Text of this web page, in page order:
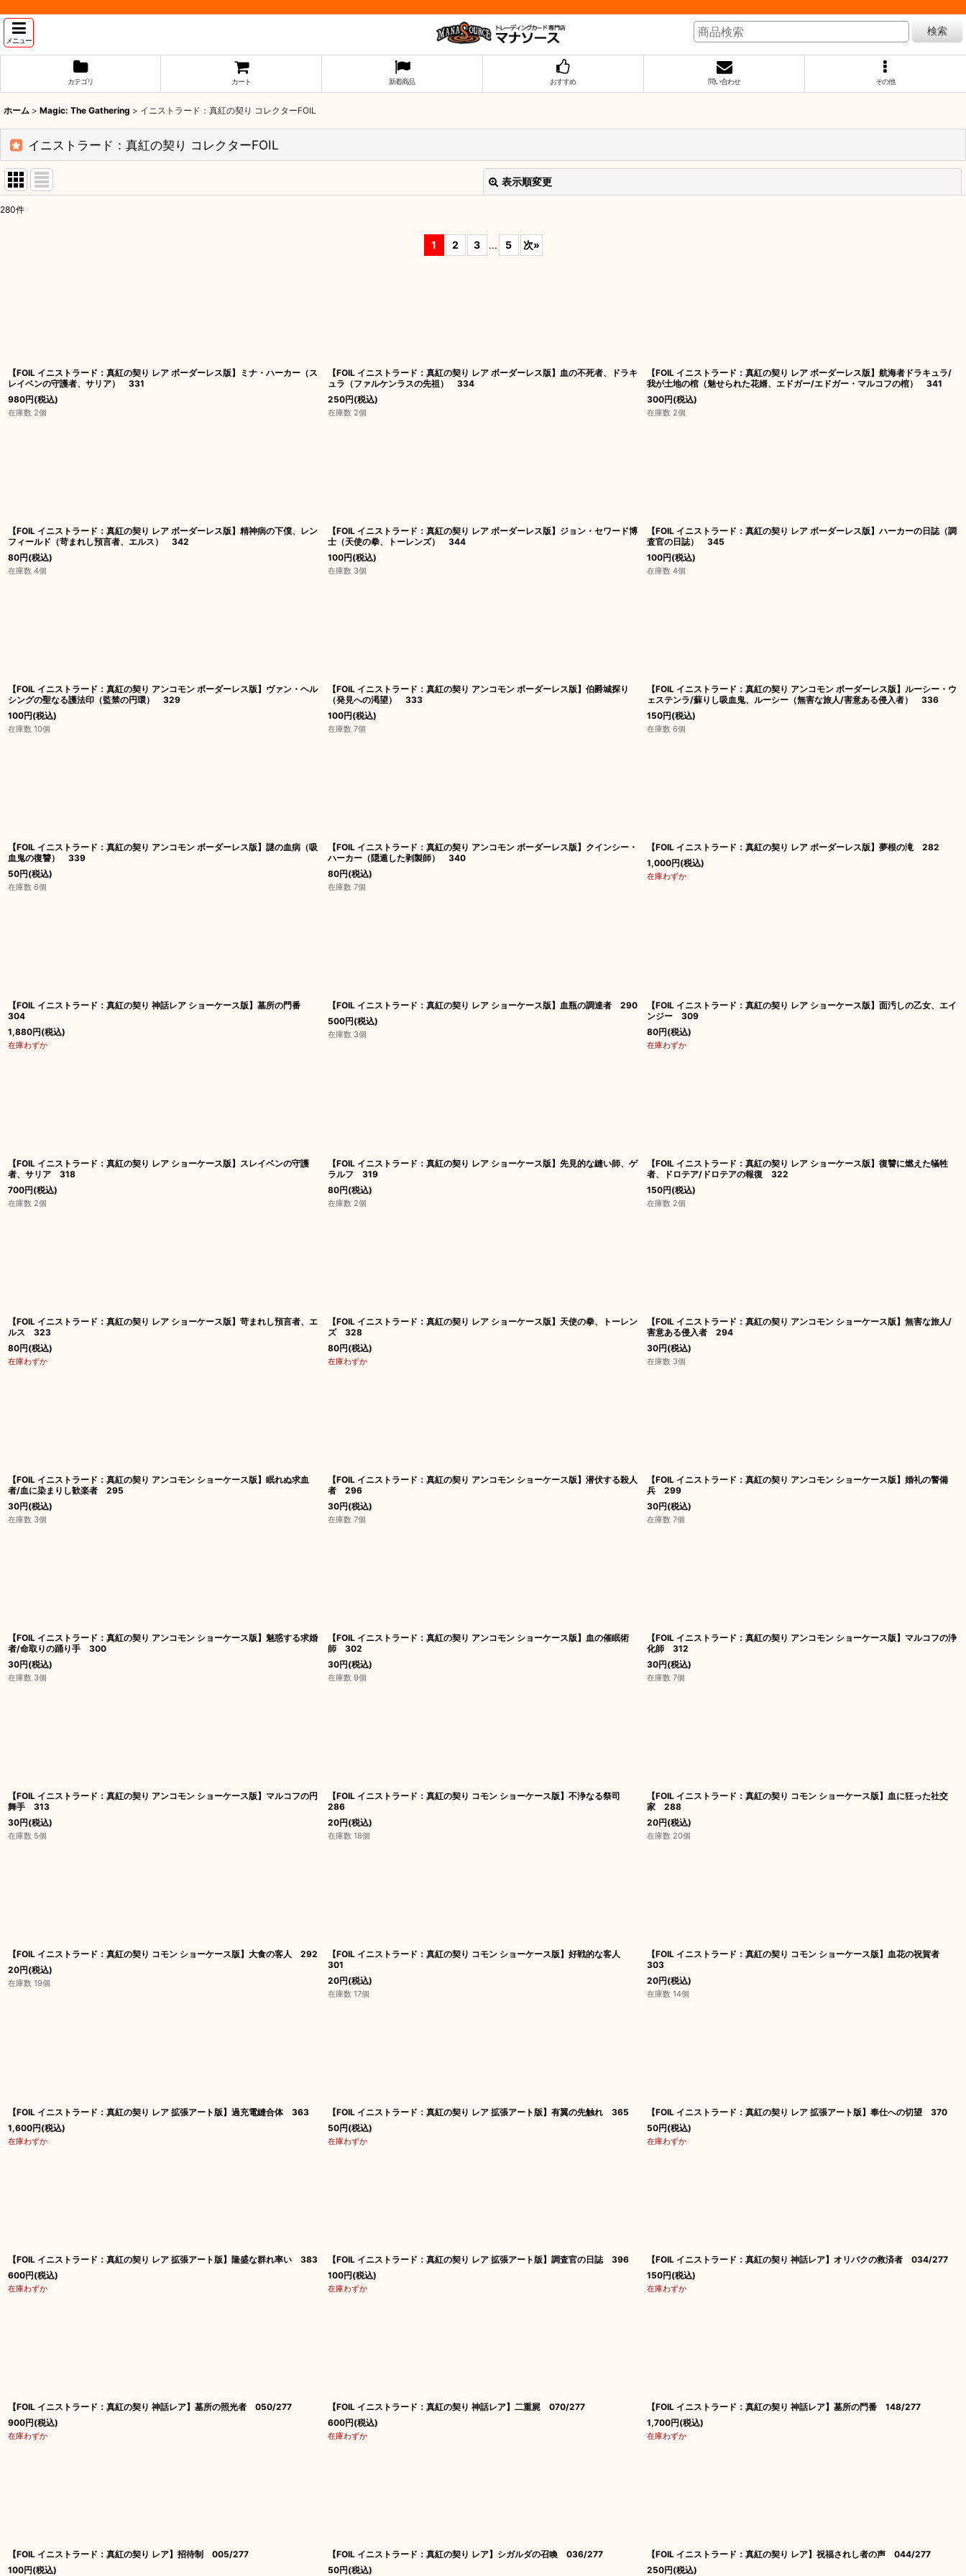
メニュー
検索
カテゴリ カート 新着商品 おすすめ 問い合わせ その他
ホーム > Magic: The Gathering > イニストラード：真紅の契り コレクターFOIL
イニストラード：真紅の契り コレクターFOIL
表示順変更
280件
1 2 3 ... 5 次»
【FOIL イニストラード：真紅の契り レア ボーダーレス版】ミナ・ハーカー（ス
レイベンの守護者、サリア） 331
980円(税込)
在庫数 2個
【FOIL イニストラード：真紅の契り レア ボーダーレス版】血の不死者、ドラキ
ュラ（ファルケンラスの先祖） 334
250円(税込)
在庫数 2個
【FOIL イニストラード：真紅の契り レア ボーダーレス版】航海者ドラキュラ/
我が土地の棺（魅せられた花婿、エドガー/エドガー・マルコフの棺） 341
300円(税込)
在庫数 2個
【FOIL イニストラード：真紅の契り レア ボーダーレス版】精神病の下僕、レン
フィールド（苛まれし預言者、エルス） 342
80円(税込)
在庫数 4個
【FOIL イニストラード：真紅の契り レア ボーダーレス版】ジョン・セワード博
士（天使の拳、トーレンズ） 344
100円(税込)
在庫数 3個
【FOIL イニストラード：真紅の契り レア ボーダーレス版】ハーカーの日誌（調
査官の日誌） 345
100円(税込)
在庫数 4個
【FOIL イニストラード：真紅の契り アンコモン ボーダーレス版】ヴァン・ヘル
シングの聖なる護法印（監禁の円環） 329
100円(税込)
在庫数 10個
【FOIL イニストラード：真紅の契り アンコモン ボーダーレス版】伯爵城探り
（発見への渇望） 333
100円(税込)
在庫数 7個
【FOIL イニストラード：真紅の契り アンコモン ボーダーレス版】ルーシー・ウ
ェステンラ/蘇りし吸血鬼、ルーシー（無害な旅人/害意ある侵入者） 336
150円(税込)
在庫数 6個
【FOIL イニストラード：真紅の契り アンコモン ボーダーレス版】謎の血病（吸
血鬼の復讐） 339
50円(税込)
在庫数 6個
【FOIL イニストラード：真紅の契り アンコモン ボーダーレス版】クインシー・
ハーカー（隠遁した剥製師） 340
80円(税込)
在庫数 7個
【FOIL イニストラード：真紅の契り レア ボーダーレス版】夢根の滝 282
1,000円(税込)
在庫わずか
【FOIL イニストラード：真紅の契り 神話レア ショーケース版】墓所の門番
304
1,880円(税込)
在庫わずか
【FOIL イニストラード：真紅の契り レア ショーケース版】血瓶の調達者 290
500円(税込)
在庫数 3個
【FOIL イニストラード：真紅の契り レア ショーケース版】面汚しの乙女、エイ
ンジー 309
80円(税込)
在庫わずか
【FOIL イニストラード：真紅の契り レア ショーケース版】スレイベンの守護
者、サリア 318
700円(税込)
在庫数 2個
【FOIL イニストラード：真紅の契り レア ショーケース版】先見的な縫い師、ゲ
ラルフ 319
80円(税込)
在庫数 2個
【FOIL イニストラード：真紅の契り レア ショーケース版】復讐に燃えた犠牲
者、ドロテア/ドロテアの報復 322
150円(税込)
在庫数 2個
【FOIL イニストラード：真紅の契り レア ショーケース版】苛まれし預言者、エ
ルス 323
80円(税込)
在庫わずか
【FOIL イニストラード：真紅の契り レア ショーケース版】天使の拳、トーレン
ズ 328
80円(税込)
在庫わずか
【FOIL イニストラード：真紅の契り アンコモン ショーケース版】無害な旅人/
害意ある侵入者 294
30円(税込)
在庫数 3個
【FOIL イニストラード：真紅の契り アンコモン ショーケース版】眠れぬ求血
者/血に染まりし歓楽者 295
30円(税込)
在庫数 3個
【FOIL イニストラード：真紅の契り アンコモン ショーケース版】潜伏する殺人
者 296
30円(税込)
在庫数 7個
【FOIL イニストラード：真紅の契り アンコモン ショーケース版】婚礼の警備
兵 299
30円(税込)
在庫数 7個
【FOIL イニストラード：真紅の契り アンコモン ショーケース版】魅惑する求婚
者/命取りの踊り手 300
30円(税込)
在庫数 3個
【FOIL イニストラード：真紅の契り アンコモン ショーケース版】血の催眠術
師 302
30円(税込)
在庫数 9個
【FOIL イニストラード：真紅の契り アンコモン ショーケース版】マルコフの浄
化師 312
30円(税込)
在庫数 7個
【FOIL イニストラード：真紅の契り アンコモン ショーケース版】マルコフの円
舞手 313
30円(税込)
在庫数 5個
【FOIL イニストラード：真紅の契り コモン ショーケース版】不浄なる祭司
286
20円(税込)
在庫数 18個
【FOIL イニストラード：真紅の契り コモン ショーケース版】血に狂った社交
家 288
20円(税込)
在庫数 20個
【FOIL イニストラード：真紅の契り コモン ショーケース版】大食の客人 292
20円(税込)
在庫数 19個
【FOIL イニストラード：真紅の契り コモン ショーケース版】好戦的な客人
301
20円(税込)
在庫数 17個
【FOIL イニストラード：真紅の契り コモン ショーケース版】血花の祝賀者
303
20円(税込)
在庫数 14個
【FOIL イニストラード：真紅の契り レア 拡張アート版】過充電縫合体 363
1,600円(税込)
在庫わずか
【FOIL イニストラード：真紅の契り レア 拡張アート版】有翼の先触れ 365
50円(税込)
在庫わずか
【FOIL イニストラード：真紅の契り レア 拡張アート版】奉仕への切望 370
50円(税込)
在庫わずか
【FOIL イニストラード：真紅の契り レア 拡張アート版】隆盛な群れ率い 383
600円(税込)
在庫わずか
【FOIL イニストラード：真紅の契り レア 拡張アート版】調査官の日誌 396
100円(税込)
在庫わずか
【FOIL イニストラード：真紅の契り 神話レア】オリバクの救済者 034/277
150円(税込)
在庫わずか
【FOIL イニストラード：真紅の契り 神話レア】墓所の照光者 050/277
900円(税込)
在庫わずか
【FOIL イニストラード：真紅の契り 神話レア】二重屍 070/277
600円(税込)
在庫わずか
【FOIL イニストラード：真紅の契り 神話レア】墓所の門番 148/277
1,700円(税込)
在庫わずか
【FOIL イニストラード：真紅の契り レア】招待制 005/277
100円(税込)
【FOIL イニストラード：真紅の契り レア】シガルダの召喚 036/277
50円(税込)
【FOIL イニストラード：真紅の契り レア】祝福されし者の声 044/277
250円(税込)